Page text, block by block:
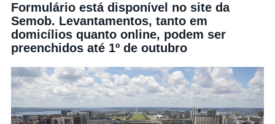
Formulário está disponível no site da
Semob. Levantamentos, tanto em
domicílios quanto online, podem ser
preenchidos até 1º de outubro